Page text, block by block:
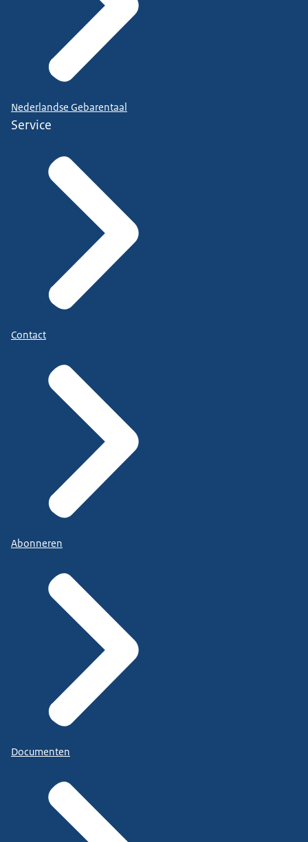
Nederlandse Gebarentaal
Service
Contact
Abonneren
Documenten